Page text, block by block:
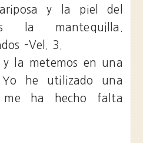
y la piel del
la mantequilla.
–Vel. 3.
la metemos en una
Yo he utilizado una
me ha hecho falta